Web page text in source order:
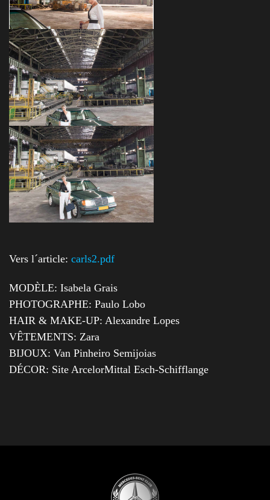
Vers l´article: carls2.pdf
MODÈLE: Isabela Grais
PHOTOGRAPHE: Paulo Lobo
HAIR & MAKE-UP: Alexandre Lopes
VÊTEMENTS: Zara
BIJOUX: Van Pinheiro Semijoias
DÉCOR: Site ArcelorMittal Esch-Schifflange